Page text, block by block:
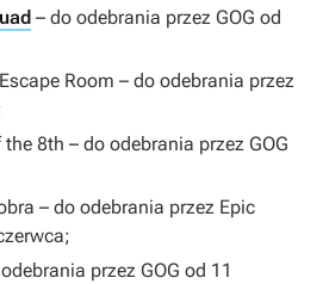
– do odebrania przez GOG od
Room – do odebrania przez
the 8th – do odebrania przez GOG
– do odebrania przez Epic
przez GOG od 11